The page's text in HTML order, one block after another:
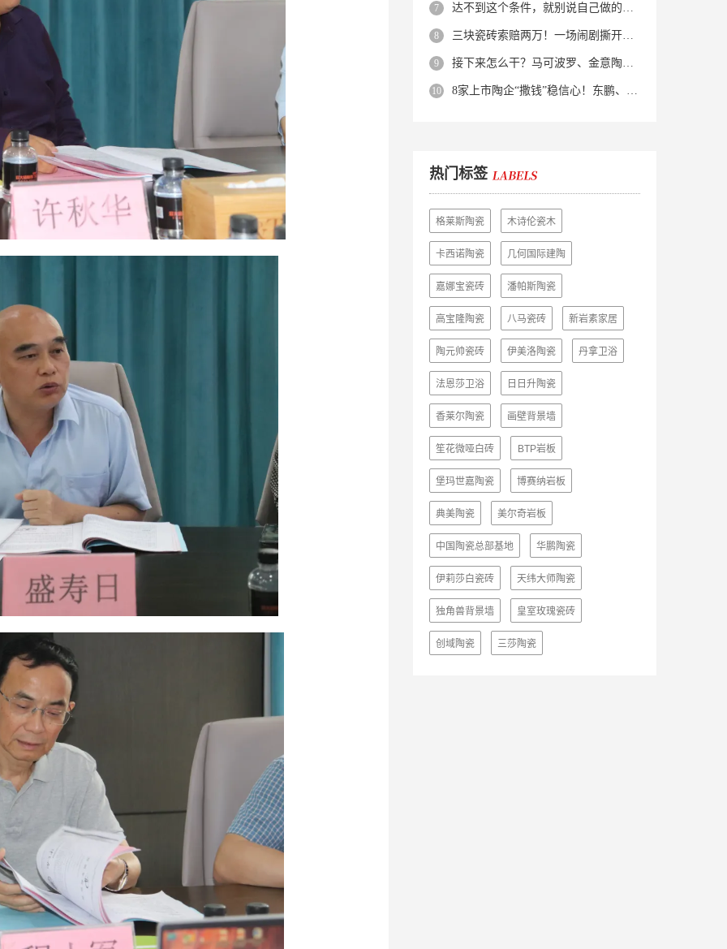
达不到这个条件，就别说自己做的是质感砖！
三块瓷砖索赔两万！一场闹剧撕开了装修“碰瓷”的遮羞布
接下来怎么干？马可波罗、金意陶、蒙娜丽莎、箭牌、欧神诺、宏宇…
8家上市陶企“撒钱”稳信心！东鹏、蒙娜丽莎等启动回购增持
热门标签
格莱斯陶瓷 木诗伦瓷木
卡西诺陶瓷 几何国际建陶
嘉娜宝瓷砖 潘帕斯陶瓷
高宝隆陶瓷 八马瓷砖 新岩素家居
陶元帅瓷砖 伊美洛陶瓷 丹拿卫浴
法恩莎卫浴 日日升陶瓷
香莱尔陶瓷 画壁背景墙
笙花微哑白砖 BTP岩板
堡玛世嘉陶瓷 博赛纳岩板
典美陶瓷 美尔奇岩板
中国陶瓷总部基地 华鹏陶瓷
伊莉莎白瓷砖 天纬大师陶瓷
独角兽背景墙 皇室玫瑰瓷砖
创域陶瓷 三莎陶瓷